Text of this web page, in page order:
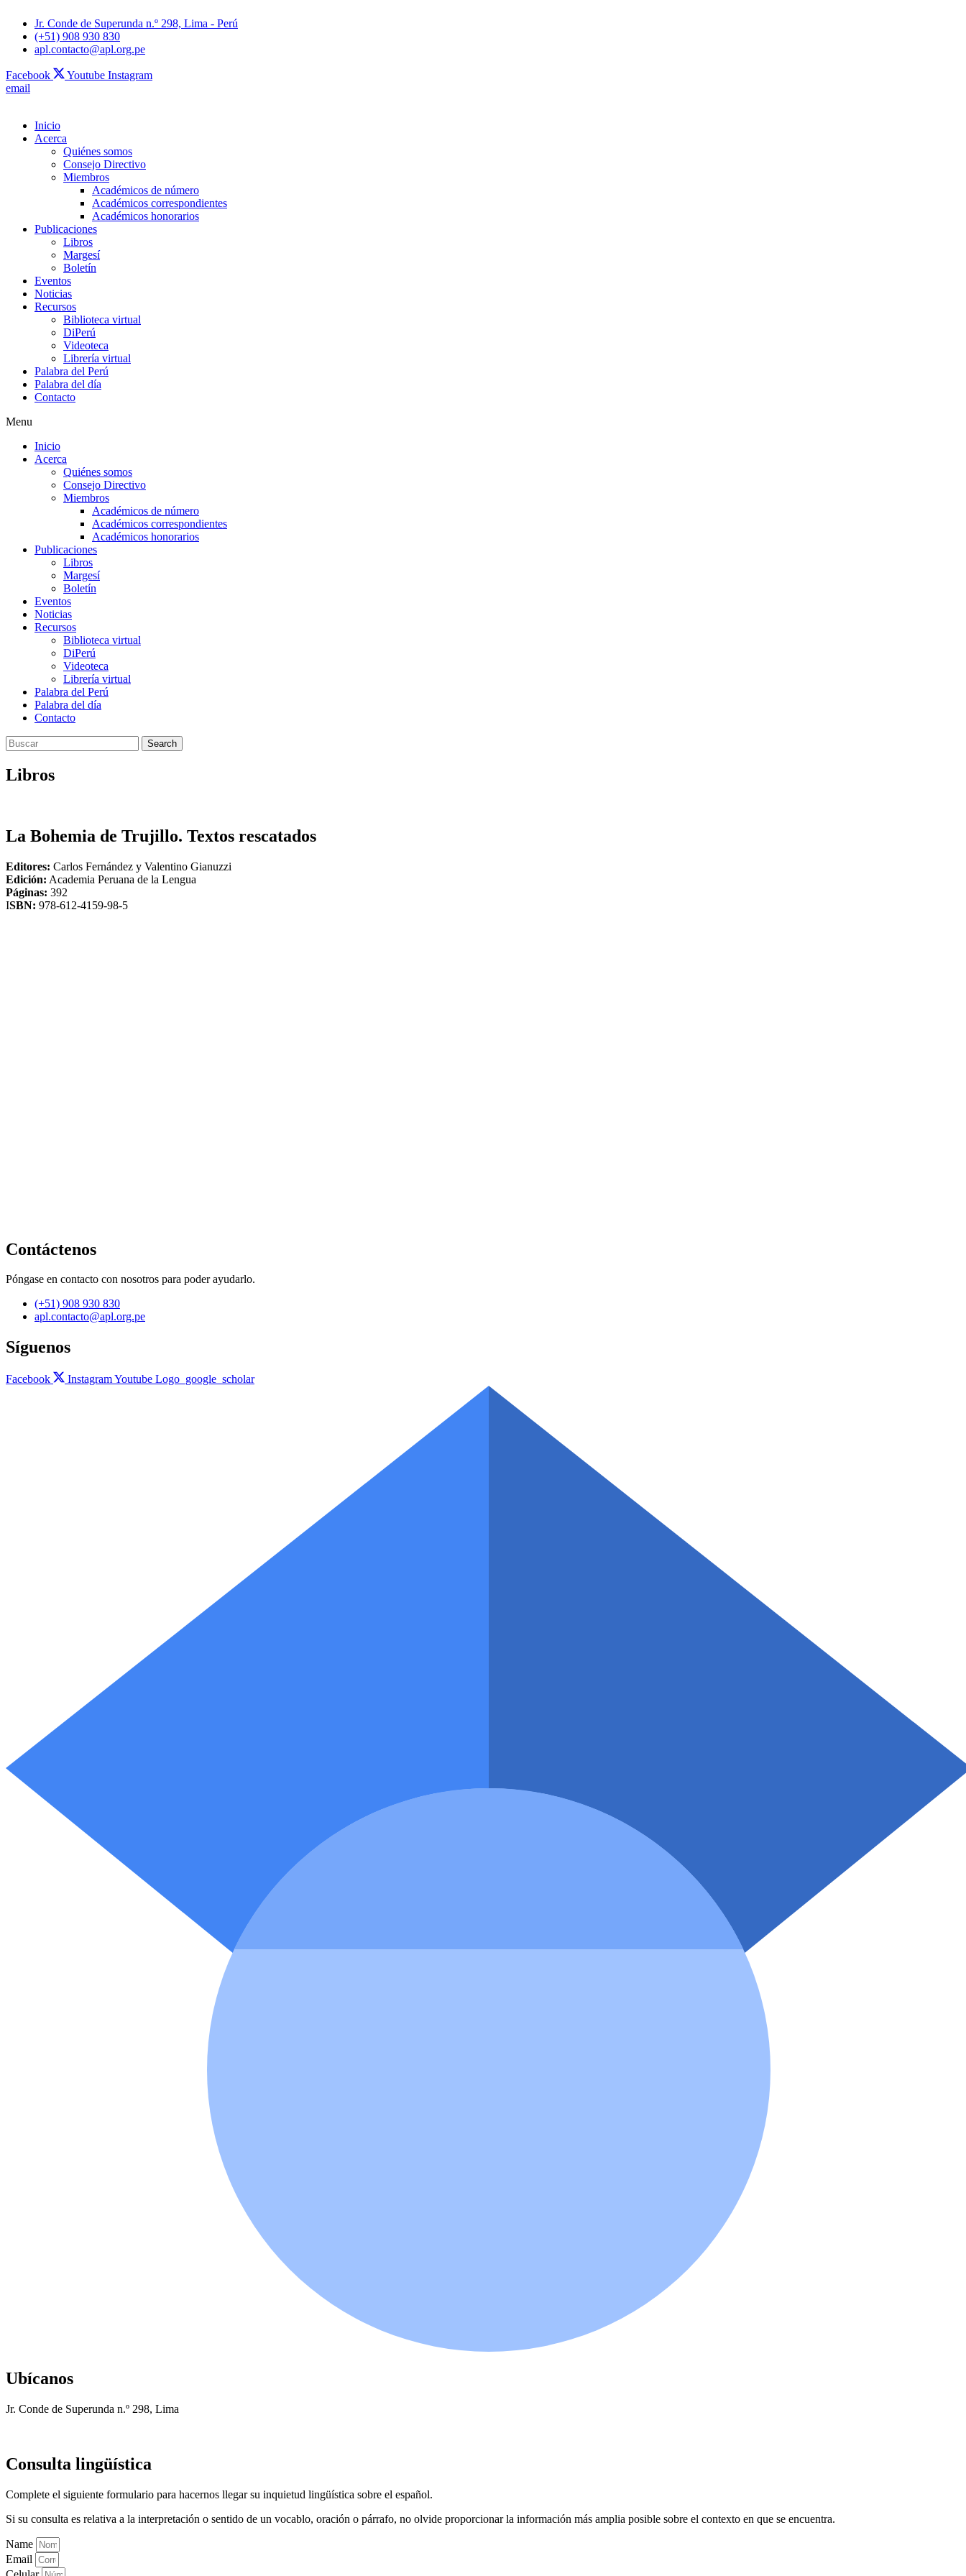
Jr. Conde de Superunda n.º 298, Lima - Perú
(+51) 908 930 830
apl.contacto@apl.org.pe
Facebook Youtube Instagram
email
Inicio
Acerca
Quiénes somos
Consejo Directivo
Miembros
Académicos de número
Académicos correspondientes
Académicos honorarios
Publicaciones
Libros
Margesí
Boletín
Eventos
Noticias
Recursos
Biblioteca virtual
DiPerú
Videoteca
Librería virtual
Palabra del Perú
Palabra del día
Contacto
Menu
Inicio
Acerca
Quiénes somos
Consejo Directivo
Miembros
Académicos de número
Académicos correspondientes
Académicos honorarios
Publicaciones
Libros
Margesí
Boletín
Eventos
Noticias
Recursos
Biblioteca virtual
DiPerú
Videoteca
Librería virtual
Palabra del Perú
Palabra del día
Contacto
Search
Libros
La Bohemia de Trujillo. Textos rescatados
Editores: Carlos Fernández y Valentino Gianuzzi
Edición: Academia Peruana de la Lengua
Páginas: 392
ISBN: 978-612-4159-98-5
Contáctenos
Póngase en contacto con nosotros para poder ayudarlo.
(+51) 908 930 830
apl.contacto@apl.org.pe
Síguenos
Facebook InstagramYoutube Logo_google_scholar
Ubícanos
Jr. Conde de Superunda n.º 298, Lima
Consulta lingüística
Complete el siguiente formulario para hacernos llegar su inquietud lingüística sobre el español.
Si su consulta es relativa a la interpretación o sentido de un vocablo, oración o párrafo, no olvide proporcionar la información más amplia posible sobre el contexto en que se encuentra.
Name
Email